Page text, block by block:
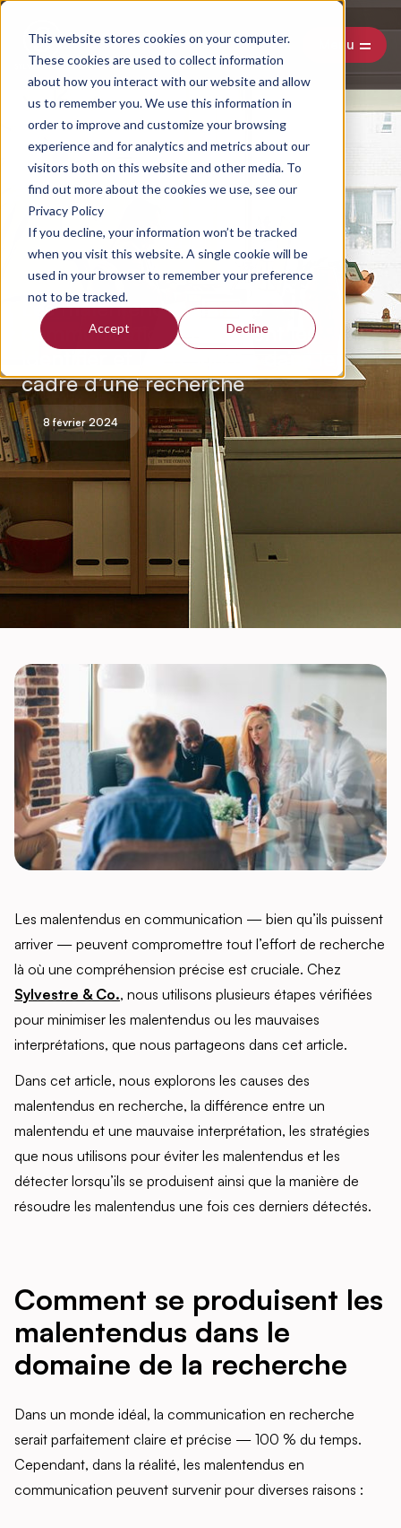
This website stores cookies on your computer.
These cookies are used to collect information
about how you interact with our website and allow
us to remember you. We use this information in
order to improve and customize your browsing
experience and for analytics and metrics about our
visitors both on this website and other media. To
find out more about the cookies we use, see our
Privacy Policy
If you decline, your information won’t be tracked
when you visit this website. A single cookie will be
used in your browser to remember your preference
not to be tracked.
Accept Decline
Menu
Les malentendus dans la
communication : comment les
identifier et les résoudre dans le
cadre d’une recherche
8 février 2024
Les malentendus en communication — bien qu’ils puissent
arriver — peuvent compromettre tout l’effort de recherche
là où une compréhension précise est cruciale. Chez
Sylvestre & Co., nous utilisons plusieurs étapes vérifiées
pour minimiser les malentendus ou les mauvaises
interprétations, que nous partageons dans cet article.
Dans cet article, nous explorons les causes des
malentendus en recherche, la différence entre un
malentendu et une mauvaise interprétation, les stratégies
que nous utilisons pour éviter les malentendus et les
détecter lorsqu’ils se produisent ainsi que la manière de
résoudre les malentendus une fois ces derniers détectés.
Comment se produisent les
malentendus dans le
domaine de la recherche
Dans un monde idéal, la communication en recherche
serait parfaitement claire et précise — 100 % du temps.
Cependant, dans la réalité, les malentendus en
communication peuvent survenir pour diverses raisons :